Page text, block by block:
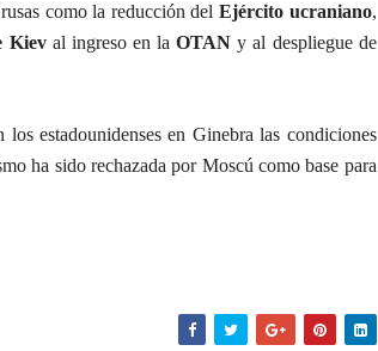
como la reducción delEjército ucraniano,
Kieval ingreso en la OTAN y al despliegue de
estadounidenses en Ginebra las condiciones
ha sido rechazada por Moscú como base para